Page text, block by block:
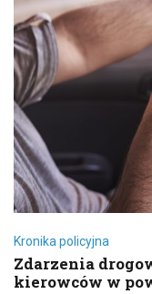
Kronika policyjna
Zdarzenia
kierowców w